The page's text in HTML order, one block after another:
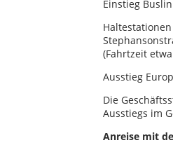
Einstieg
(Fahrtzeit
Ausstieg
Die
Ausstiegs im
Anreise mit